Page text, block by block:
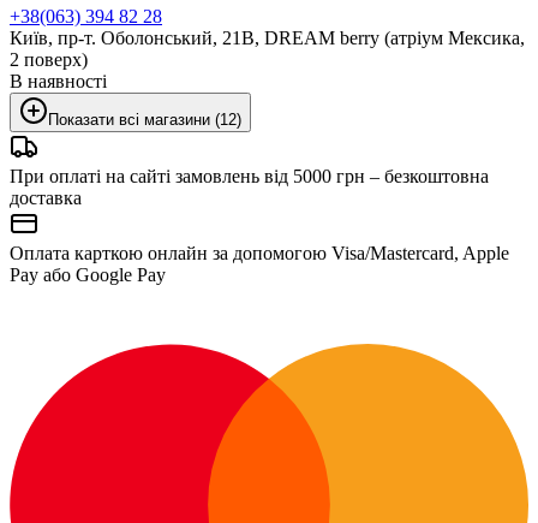
+38(063) 394 82 28
Київ, пр-т. Оболонський, 21В, DREAM berry (атріум Мексика,
2 поверх)
В наявності
Показати всі магазини (12)
При оплаті на сайті замовлень від 5000 грн – безкоштовна
доставка
Оплата карткою онлайн за допомогою Visa/Mastercard, Apple
Pay або Google Pay